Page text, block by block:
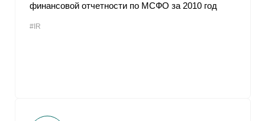
финансовой отчетности по МСФО за 2010 год
#IR